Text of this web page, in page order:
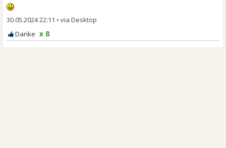
30.05.2024 22:11 •
x 8